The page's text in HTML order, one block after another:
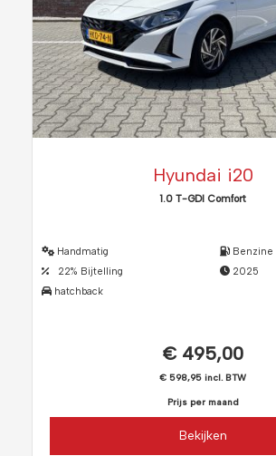
Hyundai i20
1.0 T-GDI Comfort
Handmatig
22% Bijtelling
hatchback
Benzine
2025
€ 495,00
€ 598,95 incl. BTW
Prijs per maand
Bekijken